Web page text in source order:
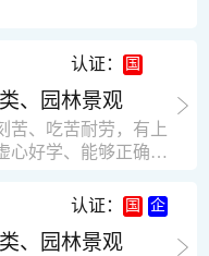
认证：
、园林景观
苦、吃苦耐劳，有上
心好学、能够正确对
能力和独立能力强，
集体荣誉感。做事认
任心。秉承山大扎
认证：
、园林景观